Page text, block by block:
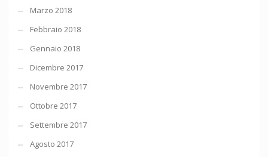
Marzo 2018
Febbraio 2018
Gennaio 2018
Dicembre 2017
Novembre 2017
Ottobre 2017
Settembre 2017
Agosto 2017